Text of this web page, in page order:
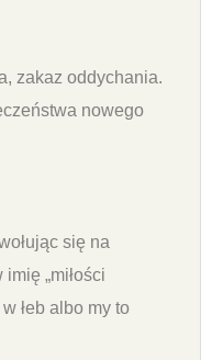
zakaz oddychania.
nowego
się na
„miłości
łeb albo my to